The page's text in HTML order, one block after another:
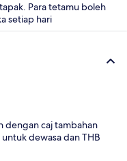
Para tetamu boleh
setiap hari
dengan caj tambahan
dewasa dan THB